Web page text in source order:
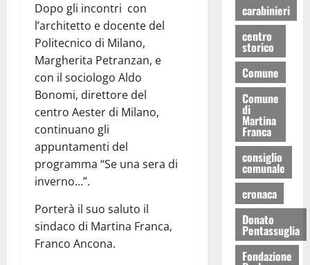
Dopo gli incontri con
l’architetto e docente del
Politecnico di Milano,
Margherita Petranzan, e
con il sociologo Aldo
Bonomi, direttore del
centro Aester di Milano,
continuano gli
appuntamenti del
programma “Se una sera di
inverno…”.
Porterà il suo saluto il
sindaco di Martina Franca,
Franco Ancona.
carabinieri
centro
storico
Comune
Comune
di
Martina
Franca
consiglio
comunale
cronaca
Donato
Pentassuglia
Fondazione